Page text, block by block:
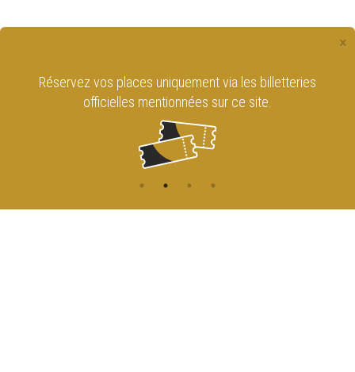
×
Réservez vos places uniquement via les billetteries
officielles mentionnées sur ce site.